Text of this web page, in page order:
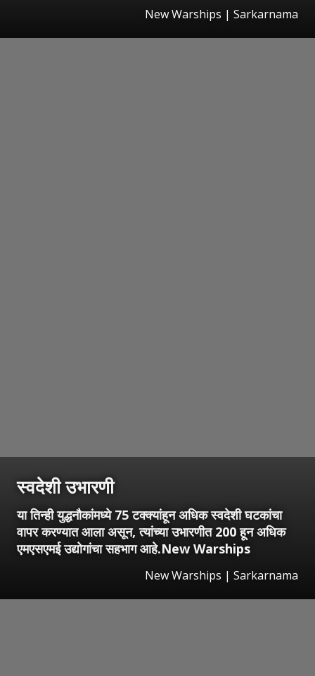
New Warships | Sarkarnama
स्वदेशी उभारणी
या तिन्ही युद्धनौकांमध्ये 75 टक्क्यांहून अधिक स्वदेशी घटकांचा
वापर करण्यात आला असून, त्यांच्या उभारणीत 200 हून अधिक
एमएसएमई उद्योगांचा सहभाग आहे.New Warships
New Warships | Sarkarnama